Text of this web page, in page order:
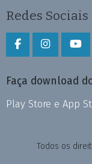
Redes Sociais
Faça download
Play Store e App
Todos os